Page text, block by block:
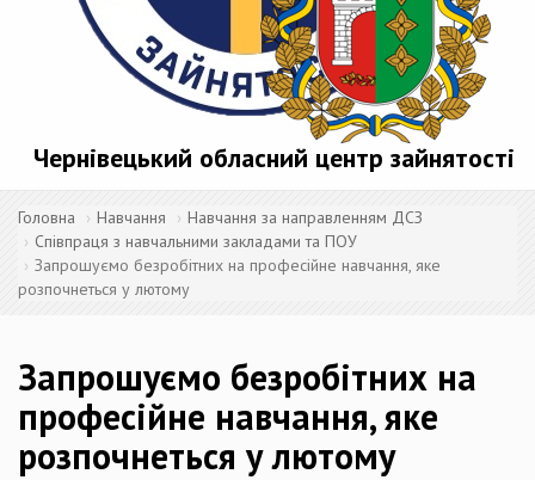
Чернівецький обласний центр зайнятості
Головна Навчання
Навчання за направленням ДСЗ
Співпраця з навчальними закладами та ПОУ
Запрошуємо безробітних на професійне навчання, яке
розпочнеться у лютому
Запрошуємо безробітних на
професійне навчання, яке
розпочнеться у лютому